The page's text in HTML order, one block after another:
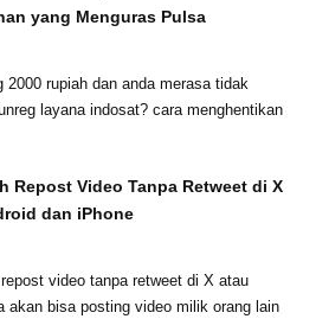
yang Menguras Pulsa
rupiah dan anda merasa tidak
layana indosat? cara menghentikan
Repost Video Tanpa Retweet di X
dan iPhone
video tanpa retweet di X atau
akan bisa posting video milik orang lain